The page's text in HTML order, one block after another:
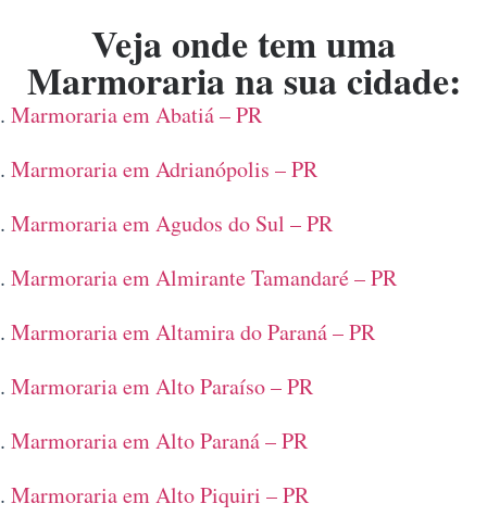
Veja onde tem uma
Marmoraria na sua cidade:
Marmoraria em Abatiá – PR
Marmoraria em Adrianópolis – PR
Marmoraria em Agudos do Sul – PR
Marmoraria em Almirante Tamandaré – PR
Marmoraria em Altamira do Paraná – PR
Marmoraria em Alto Paraíso – PR
Marmoraria em Alto Paraná – PR
Marmoraria em Alto Piquiri – PR